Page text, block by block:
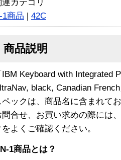
連カテゴリ
1商品 | 42C
商品説明
IBM Keyboard with Integrated
black, Canadian
ペックは、商品名に含まれて
問合せ、お買い求めの際には
をよくご確認ください。
N-1商品とは？